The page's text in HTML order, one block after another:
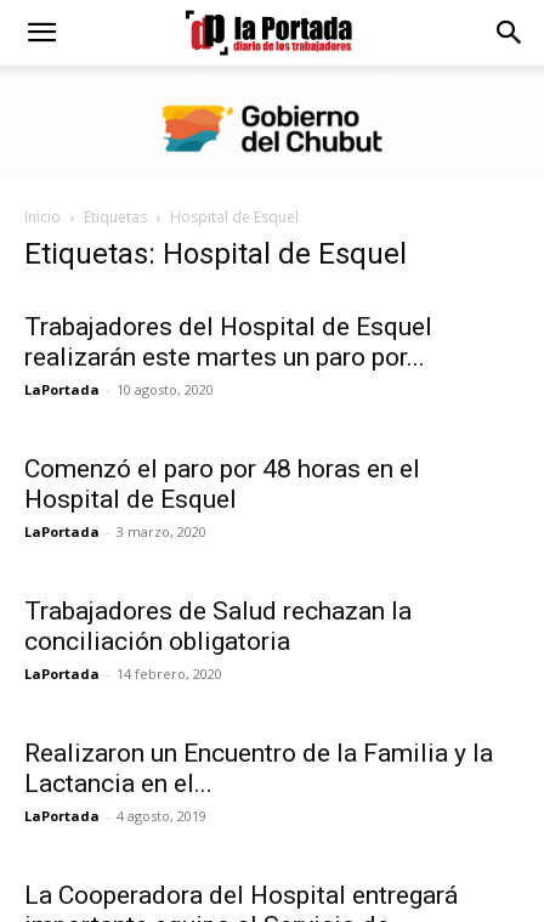
Diario
Portada
Inicio Etiquetas Hospital de Esquel
Etiquetas: Hospital de Esquel
Trabajadores del Hospital de Esquel
realizarán este martes un paro por...
LaPortada - 10 agosto, 2020
Comenzó el paro por 48 horas en el
Hospital de Esquel
LaPortada - 3 marzo, 2020
Trabajadores de Salud rechazan la
conciliación obligatoria
LaPortada - 14 febrero, 2020
Realizaron un Encuentro de la Familia y la
Lactancia en el...
LaPortada - 4 agosto, 2019
La Cooperadora del Hospital entregará